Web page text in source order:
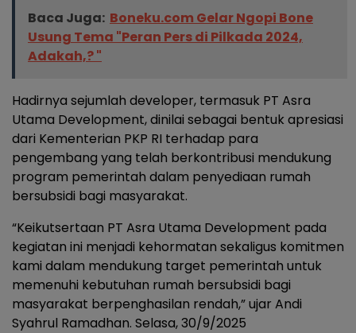
Baca Juga: Boneku.com Gelar Ngopi Bone
Usung Tema "Peran Pers di Pilkada 2024,
Adakah,? "
Hadirnya sejumlah developer, termasuk PT Asra
Utama Development, dinilai sebagai bentuk apresiasi
dari Kementerian PKP RI terhadap para
pengembang yang telah berkontribusi mendukung
program pemerintah dalam penyediaan rumah
bersubsidi bagi masyarakat.
“Keikutsertaan PT Asra Utama Development pada
kegiatan ini menjadi kehormatan sekaligus komitmen
kami dalam mendukung target pemerintah untuk
memenuhi kebutuhan rumah bersubsidi bagi
masyarakat berpenghasilan rendah,” ujar Andi
Syahrul Ramadhan. Selasa, 30/9/2025